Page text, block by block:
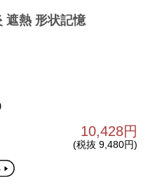
遮熱 形状記憶
10,428円
(税抜 9,480円)